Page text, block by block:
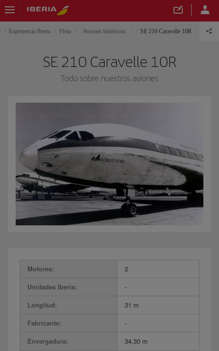
Experiencia Iberia Flota Aviones históricos SE 210 Caravelle 10R
SE 210 Caravelle 10R
Todo sobre nuestros aviones
Motores:
2
Unidades Iberia:
-
Longitud:
31 m
Fabricante:
-
Envergadura:
34,30 m